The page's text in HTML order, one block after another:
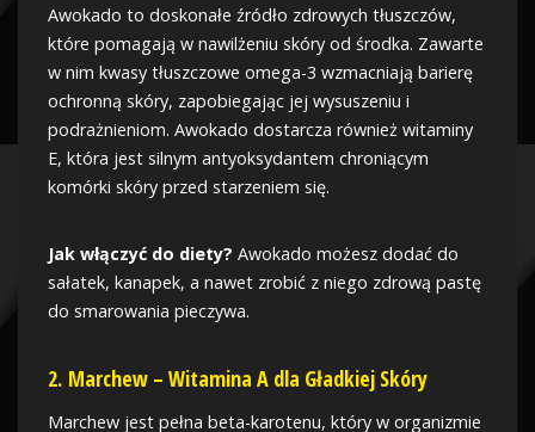
Awokado to doskonałe źródło zdrowych tłuszczów,
które pomagają w nawilżeniu skóry od środka. Zawarte
w nim kwasy tłuszczowe omega-3 wzmacniają barierę
ochronną skóry, zapobiegając jej wysuszeniu i
podrażnieniom. Awokado dostarcza również witaminy
E, która jest silnym antyoksydantem chroniącym
komórki skóry przed starzeniem się.
Jak włączyć do diety? Awokado możesz dodać do
sałatek, kanapek, a nawet zrobić z niego zdrową pastę
do smarowania pieczywa.
2. Marchew – Witamina A dla Gładkiej Skóry
Marchew jest pełna beta-karotenu, który w organizmie